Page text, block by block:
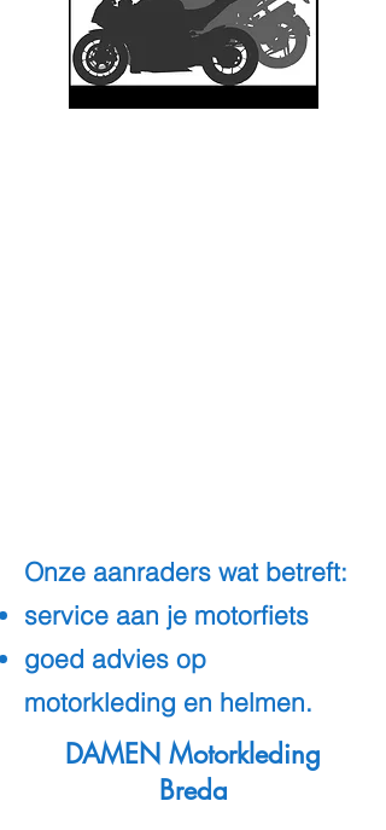
Onze aanraders wat betreft:
service aan je motorfiets
goed advies op
motorkleding en helmen.
DAMEN Motorkleding
Breda